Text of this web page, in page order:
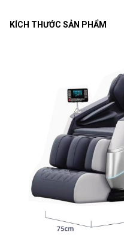
KÍCH THƯỚC SẢN PHẨM